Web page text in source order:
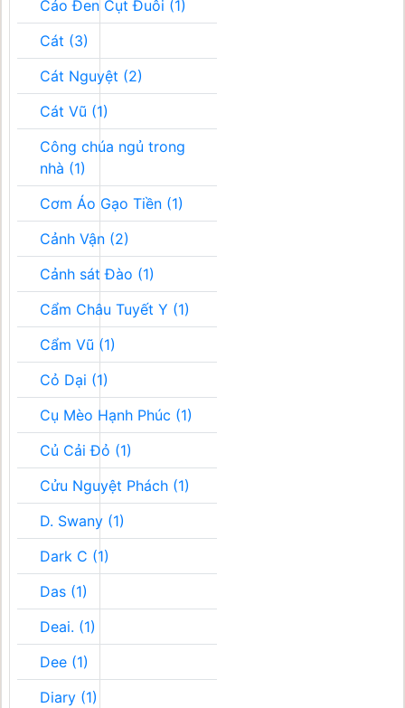
Cáo Đen Cụt Đuôi (1)
Cát (3)
Cát Nguyệt (2)
Cát Vũ (1)
Công chúa ngủ trong
nhà (1)
Cơm Áo Gạo Tiền (1)
Cảnh Vận (2)
Cảnh sát Đào (1)
Cẩm Châu Tuyết Y (1)
Cẩm Vũ (1)
Cỏ Dại (1)
Cụ Mèo Hạnh Phúc (1)
Củ Cải Đỏ (1)
Cửu Nguyệt Phách (1)
D. Swany (1)
Dark C (1)
Das (1)
Deai. (1)
Dee (1)
Diary (1)